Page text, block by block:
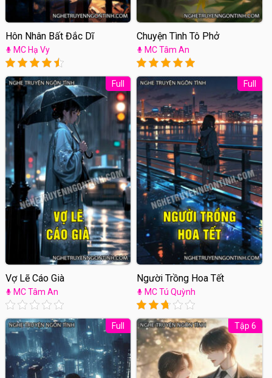
Hôn Nhân Bất Đắc Dĩ
MC Hạ Vy
Chuyện Tình Tô Phở
MC Tâm An
Vợ Lẽ Cáo Già
MC Tâm An
Full
Người Trồng Hoa Tết
MC Tú Quỳnh
Full
Full Tập 6